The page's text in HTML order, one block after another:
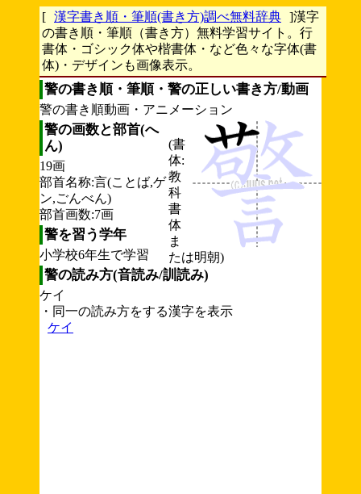
[ 漢字書き順・筆順(書き方)調べ無料辞典 ]漢字
の書き順・筆順（書き方）無料学習サイト。行
書体・ゴシック体や楷書体・など色々な字体(書
体)・デザインも画像表示。
警の書き順・筆順・警の正しい書き方/動画
警の書き順動画・アニメーション
(書
体:
教
科
書
体
ま
たは明朝)
警の画数と部首(へ
ん)
19画
部首名称:言(ことば,ゲ
ン,ごんべん)
部首画数:7画
警を習う学年
小学校6年生で学習
警の読み方(音読み/訓読み)
ケイ
・同一の読み方をする漢字を表示
ケイ